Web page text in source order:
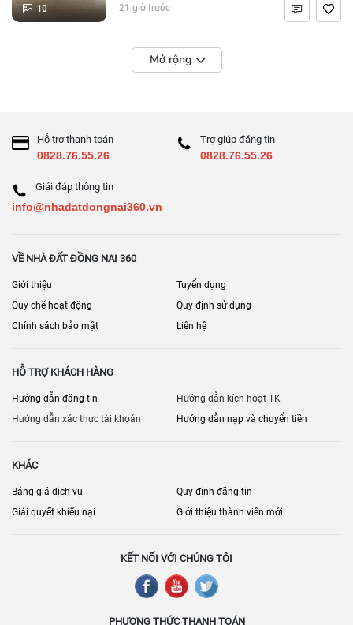
10 21 giờ trước
Mở rộng
Hỗ trợ thanh toán
0828.76.55.26
Trợ giúp đăng tin
0828.76.55.26
Giải đáp thông tin
info@nhadatdongnai360.vn
VỀ NHÀ ĐẤT ĐỒNG NAI 360
Giới thiệu
Tuyển dụng
Quy chế hoạt động
Quy định sử dụng
Chính sách bảo mật
Liên hệ
HỖ TRỢ KHÁCH HÀNG
Hướng dẫn đăng tin
Hướng dẫn kích hoạt TK
Hướng dẫn xác thực tài khoản
Hướng dẫn nạp và chuyển tiền
KHÁC
Bảng giá dịch vụ
Quy định đăng tin
Giải quyết khiếu nại
Giới thiệu thành viên mới
KẾT NỐI VỚI CHÚNG TÔI
PHƯƠNG THỨC THANH TOÁN